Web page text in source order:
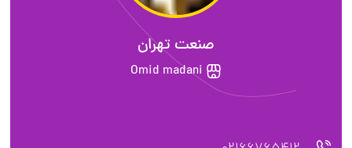
صنعت تهران
Omid madani